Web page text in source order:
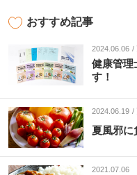
おすすめ記事
健康管理
す！
2024.06.06
夏風邪に
2024.06.19
2021.07.06